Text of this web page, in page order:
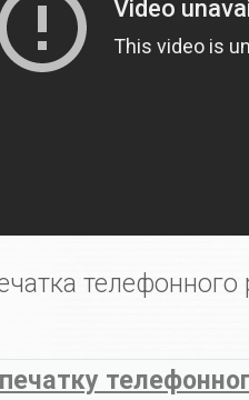
телефонного